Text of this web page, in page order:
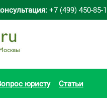
+7 (499) 450-85-
юристу Статьи